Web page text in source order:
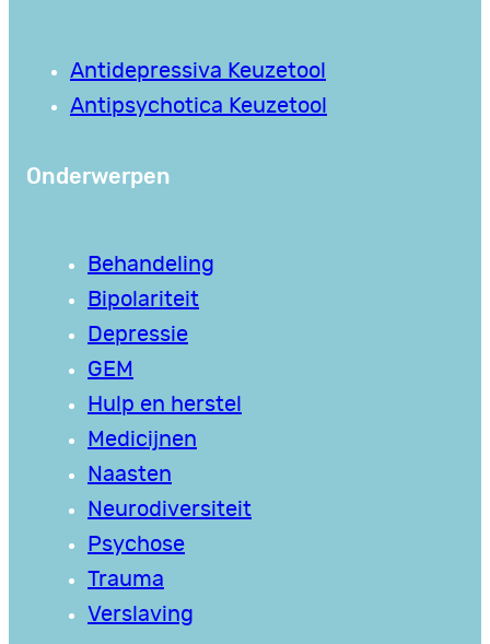
Antidepressiva Keuzetool
Antipsychotica Keuzetool
Onderwerpen
Behandeling
Bipolariteit
Depressie
GEM
Hulp en herstel
Medicijnen
Naasten
Neurodiversiteit
Psychose
Trauma
Verslaving